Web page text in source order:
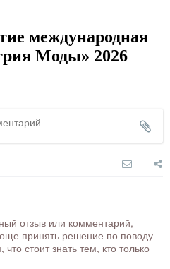
международная
Моды» 2026
отзыв или комментарий,
принять решение по поводу
стоит знать тем, кто только